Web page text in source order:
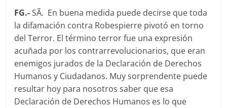
FG.-SÃ­. En buena medida puede decirse que toda
la difamación contra Robespierre pivotó en torno
del Terror. El término terror fue una expresión
acuñada por los contrarrevolucionarios, que eran
enemigos jurados de la Declaración de Derechos
Humanos y Ciudadanos. Muy sorprendente puede
resultar hoy para nosotros saber que esa
Declaración de Derechos Humanos es lo que